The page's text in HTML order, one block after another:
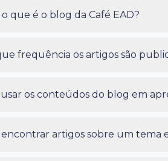
que é o blog da Café EAD?
frequência os artigos são
usar os conteúdos do blog em
artigos sobre um tema